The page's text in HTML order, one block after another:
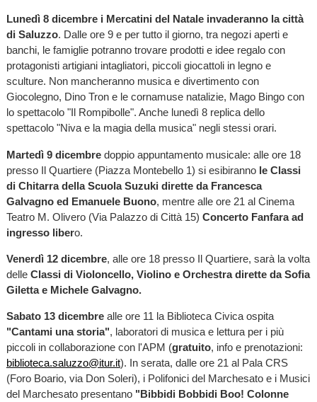
Lunedì 8 dicembre i Mercatini del Natale invaderanno la città
di Saluzzo. Dalle ore 9 e per tutto il giorno, tra negozi aperti e
banchi, le famiglie potranno trovare prodotti e idee regalo con
protagonisti artigiani intagliatori, piccoli giocattoli in legno e
sculture. Non mancheranno musica e divertimento con
Giocolegno, Dino Tron e le cornamuse natalizie, Mago Bingo con
lo spettacolo "Il Rompibolle". Anche lunedì 8 replica dello
spettacolo "Niva e la magia della musica" negli stessi orari.
Martedì 9 dicembredoppio appuntamento musicale: alle ore 18
presso Il Quartiere (Piazza Montebello 1) si esibiranno le Classi
di Chitarra della Scuola Suzuki dirette da Francesca
Galvagno ed Emanuele Buono, mentre alle ore 21 al Cinema
Teatro M. Olivero (Via Palazzo di Città 15) Concerto Fanfara ad
ingresso libero.
Venerdì 12 dicembre, alle ore 18 presso Il Quartiere, sarà la volta
delle Classi di Violoncello, Violino e Orchestra dirette da Sofia
Giletta e Michele Galvagno.
Sabato 13 dicembrealle ore 11 la Biblioteca Civica ospita
"Cantami una storia", laboratori di musica e lettura per i più
piccoli in collaborazione con l'APM (gratuito, info e prenotazioni:
biblioteca.saluzzo@itur.it). In serata, dalle ore 21 al Pala CRS
(Foro Boario, via Don Soleri), i Polifonici del Marchesato e i Musici
del Marchesato presentano "Bibbidi Bobbidi Boo! Colonne